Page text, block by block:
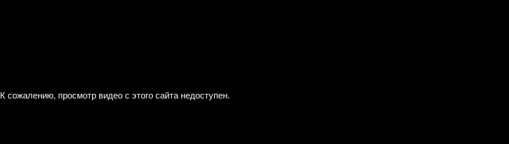
К сожалению, просмотр видео с этого сайта недоступен.